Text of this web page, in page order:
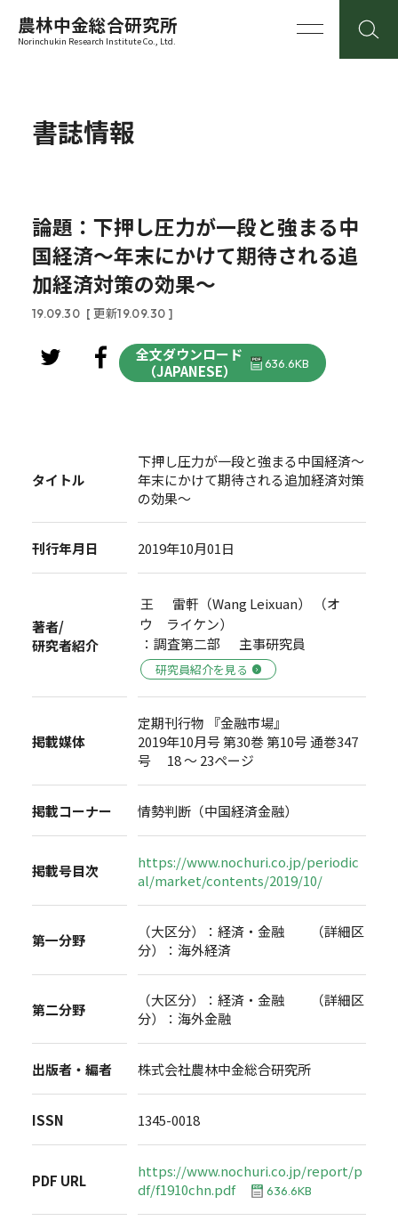
農林中金総合研究所
Norinchukin Research Institute Co., Ltd.
書誌情報
論題：下押し圧力が一段と強まる中
国経済～年末にかけて期待される追
加経済対策の効果～
19.09.30 [ 更新19.09.30 ]
全文ダウンロード
（JAPANESE）
636.6KB
タイトル
下押し圧力が一段と強まる中国経済～
年末にかけて期待される追加経済対策
の効果～
刊行年月日 2019年10月01日
著者/
研究者紹介
王 雷軒（Wang Leixuan） （オ
ウ ライケン）
：調査第二部 主事研究員
研究員紹介を見る
掲載媒体
定期刊行物 『金融市場』
2019年10月号 第30巻 第10号 通巻347
号 18 ～ 23ページ
掲載コーナー 情勢判断（中国経済金融）
掲載号目次
https://www.nochuri.co.jp/periodic
al/market/contents/2019/10/
第一分野
（大区分）：経済・金融 （詳細区
分）：海外経済
第二分野
（大区分）：経済・金融 （詳細区
分）：海外金融
出版者・編者 株式会社農林中金総合研究所
ISSN 1345-0018
PDF URL
https://www.nochuri.co.jp/report/p
df/f1910chn.pdf
636.6KB